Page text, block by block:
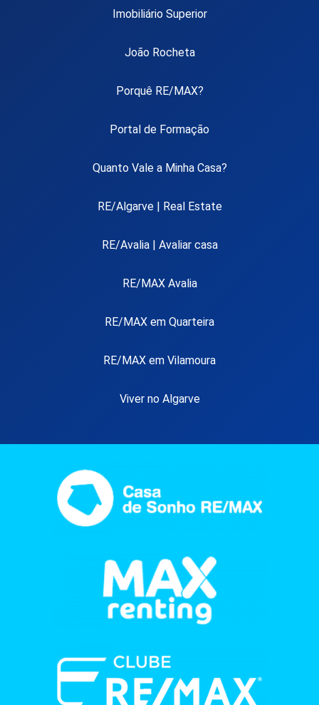
Imobiliário Superior
João Rocheta
Porquê RE/MAX?
Portal de Formação
Quanto Vale a Minha Casa?
RE/Algarve | Real Estate
RE/Avalia | Avaliar casa
RE/MAX Avalia
RE/MAX em Quarteira
RE/MAX em Vilamoura
Viver no Algarve